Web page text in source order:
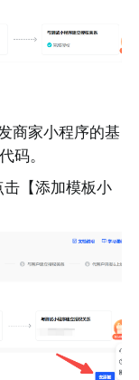
商家小程序的基
码。
【添加模板小